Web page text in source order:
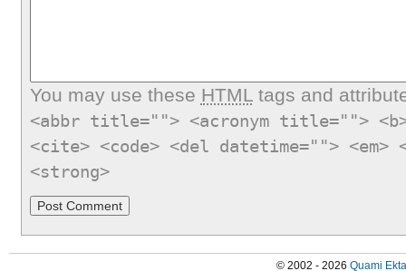
You may use these HTMLtags and
<abbr title=""> <acronym title="">
<cite> <code> <del datetime="">
<strong>
© 2002 - 2026 Quami